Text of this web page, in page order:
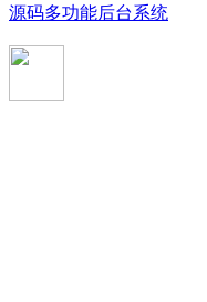
源码多功能后台系统